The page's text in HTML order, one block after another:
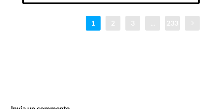
1 2 3 ... 233